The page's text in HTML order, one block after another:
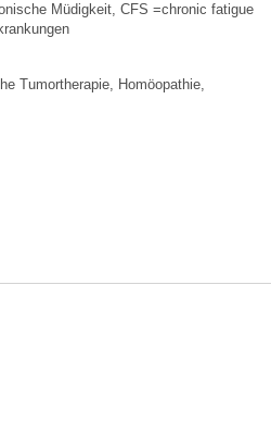
Müdigkeit, CFS =chronic fatigue
Tumortherapie, Homöopathie,